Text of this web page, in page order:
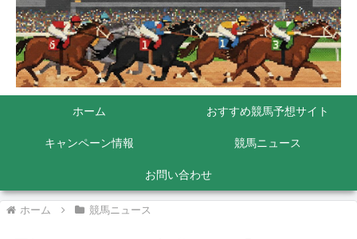
ホーム おすすめ競馬予想サイト
キャンペーン情報 競馬ニュース
お問い合わせ
ホーム 競馬ニュース